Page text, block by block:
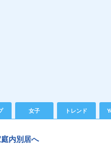
女子 トレンド
内別居へ